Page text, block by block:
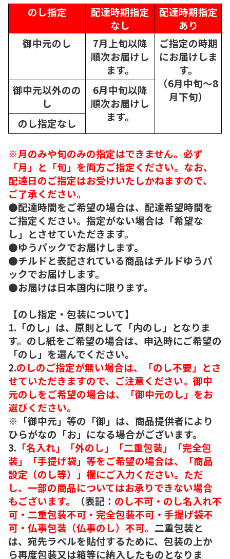
のし指定
配達時期指定
なし
配達時期指定
あり
御中元のし
7月上旬以降
順次お届けし
ます。
ご指定の時期
にお届けしま
す。
（6月中旬～8
月下旬）
御中元以外のの
し
6月中旬以降
順次お届けし
ます。
のし指定なし
※月のみや旬のみの指定はできません。必ず
「月」と「旬」を両方ご指定ください。なお、
配達日のご指定はお受けいたしかねますので、
ご了承ください。
●配達時間をご希望の場合は、配達希望時間を
ご指定ください。指定がない場合は「希望な
し」とさせていただきます。
●ゆうパックでお届けします。
●チルドと表記されている商品はチルドゆうパ
ックでお届けします。
●お届けは日本国内に限ります。
【のし指定・包装について】
1.「のし」は、原則として「内のし」となりま
す。のし紙をご希望の場合は、申込時にご希望の
「のし」を選んでください。
2.のしのご指定が無い場合は、「のし不要」とさ
せていただきますので、ご注意ください。御中
元のしをご希望の場合は、「御中元のし」をお
選びください。
※「御中元」等の「御」は、商品提供者により
ひらがなの「お」になる場合がございます。
3. 「名入れ」「外のし」「二重包装」「完全包
装」「手提げ袋」等をご希望の場合は、「商品
設定（のし等）」欄にご入力ください。ただ
し、一部の商品についてはお承りできない場合
もございます。
（表記： のし不可・のし名入れ不
可・二重包装不可・完全包装不可・手提げ袋不
可・仏事包装（仏事のし）不可。 二重包装と
は、宛先ラベルを貼付するために、包装の上か
ら再度包装又は箱等に納入したものとなりま